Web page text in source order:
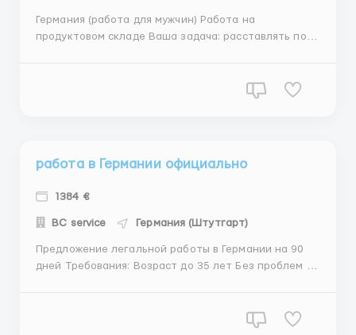
Германия (работа для мужчин) Работа на
продуктовом складе Ваша задача: расставлять по
Зарплата: 12.43 евро брутто, плюс бонусы +50% за
работа в Германии официально
1384 €
BC service Германия (Штутгарт)
Предложение легальной работы в Германии на 90
дней Требования: Возраст до 35 лет Без проблем со